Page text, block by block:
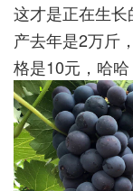
这才是正在生
产去年是2万斤
格是10元，哈哈